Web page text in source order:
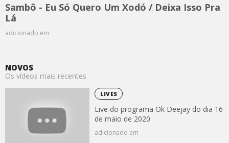
Sambô - Eu Só Quero Um Xodó / Deixa Isso Pra
Lá
adicionado em
NOVOS
Os vídeos mais recentes
LIVES
Live do programa Ok Deejay do dia 16
de maio de 2020
adicionado em